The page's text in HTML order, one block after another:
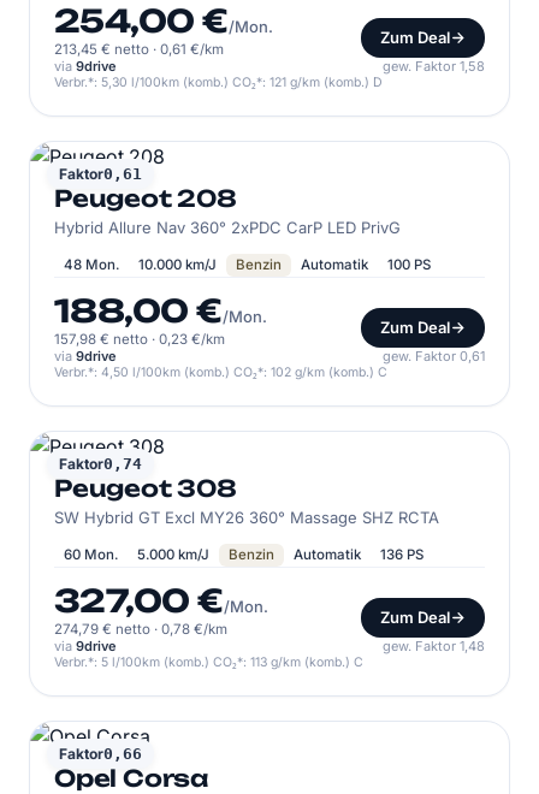
254,00 €/Mon.
213,45 € netto · 0,61 €/km
Zum Deal
via 9drive gew. Faktor 1,58
Verbr.*: 5,30 l/100km (komb.) CO₂*: 121 g/km (komb.) D
Faktor0,61
PEUGEOT
Peugeot 208
Hybrid Allure Nav 360° 2xPDC CarP LED PrivG
48 Mon. 10.000 km/J Benzin Automatik 100 PS
188,00 €/Mon.
157,98 € netto · 0,23 €/km
Zum Deal
via 9drive gew. Faktor 0,61
Verbr.*: 4,50 l/100km (komb.) CO₂*: 102 g/km (komb.) C
Faktor0,74
PEUGEOT
Peugeot 308
SW Hybrid GT Excl MY26 360° Massage SHZ RCTA
60 Mon. 5.000 km/J Benzin Automatik 136 PS
327,00 €/Mon.
274,79 € netto · 0,78 €/km
Zum Deal
via 9drive gew. Faktor 1,48
Verbr.*: 5 l/100km (komb.) CO₂*: 113 g/km (komb.) C
Faktor0,66
OPEL
Opel Corsa